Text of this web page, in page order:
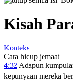
Kisah
Konteks
Cara hidup jemaat
4:32 Adapun
kepunyaan mereka